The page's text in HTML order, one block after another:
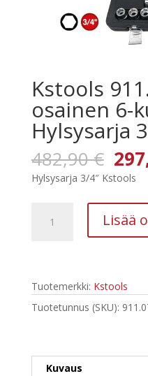
Kstools
osainen 6-
Hylsysarja
482,90€
hinta
oli:
Hylsysarja 3/4″ Kstools
911.0721
kulma
Hylsysarja
Lisää
Tuotemerkki: Kstools
Tuotetunnus (SKU):
Kuvaus